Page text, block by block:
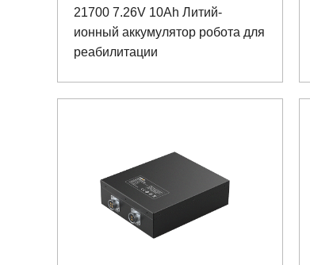
21700 7.26V 10Ah Литий-
ионный аккумулятор робота для
реабилитации